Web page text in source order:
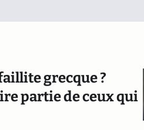
grecque ?
partie de ceux qui